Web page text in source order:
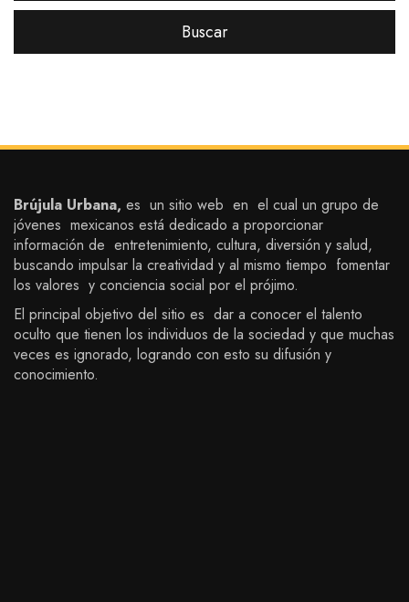
Brújula Urbana, es un sitio web en el cual un grupo de
jóvenes mexicanos está dedicado a proporcionar
información de entretenimiento, cultura, diversión y salud,
buscando impulsar la creatividad y al mismo tiempo fomentar
los valores y conciencia social por el prójimo.
El principal objetivo del sitio es dar a conocer el talento
oculto que tienen los individuos de la sociedad y que muchas
veces es ignorado, logrando con esto su difusión y
conocimiento.